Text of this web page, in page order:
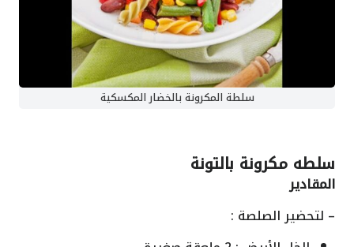
سلطة المكرونة بالخضار المكسكية
سلطه مكرونة بالتونة
المقادير
– لتحضير الصلصة :